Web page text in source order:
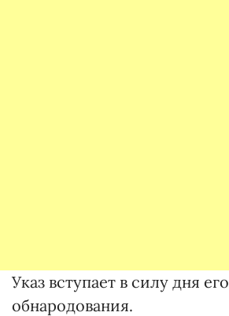
Указ вступает в силу дня его
обнародования.